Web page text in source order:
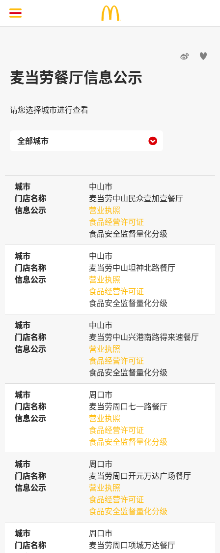
 
麦当劳餐厅信息公示
请您选择城市进行查看

城市
城市
中山市
门店名称
门店名称
麦当劳中山民众壹加壹餐厅
信息公示
信息公示
营业执照
食品经营许可证
食品安全监督量化分级
城市
城市
中山市
门店名称
门店名称
麦当劳中山坦神北路餐厅
信息公示
信息公示
营业执照
食品经营许可证
食品安全监督量化分级
城市
城市
中山市
门店名称
门店名称
麦当劳中山兴港南路得来速餐厅
信息公示
信息公示
营业执照
食品经营许可证
食品安全监督量化分级
城市
城市
周口市
门店名称
门店名称
麦当劳周口七一路餐厅
信息公示
信息公示
营业执照
食品经营许可证
食品安全监督量化分级
城市
城市
周口市
门店名称
门店名称
麦当劳周口开元万达广场餐厅
信息公示
信息公示
营业执照
食品经营许可证
食品安全监督量化分级
城市
城市
周口市
门店名称
门店名称
麦当劳周口项城万达餐厅